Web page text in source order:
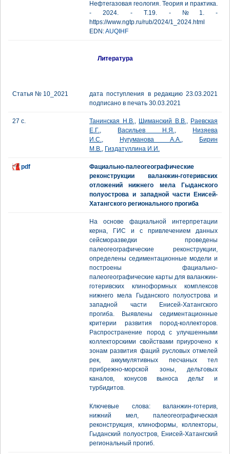
Нефтегазовая геология. Теория и практика.
- 2024. - Т.19. - №1. -
https://www.ngtp.ru/rub/2024/1_2024.html
EDN:AUQIHF
Литература
Статья № 10_2021
дата поступления в редакцию 23.03.2021
подписано в печать 30.03.2021
27 с. Танинская Н.В., Шиманский В.В., Раевская
Е.Г., Васильев Н.Я.,
Низяева
И.С., Нугуманова А.А.,
Бирин
М.В., Гиздатуллина И.И.
pdf
Фациально-палеогеографические
реконструкции валанжин-готеривских
отложений нижнего мела Гыданского
полуострова и западной части Енисей-
Хатангского регионального прогиба
На основе фациальной интерпретации
керна, ГИС и с привлечением данных
сейсморазведки проведены
палеогеографические реконструкции,
определены седиментационные модели и
построены фациально-
палеогеографические карты для валанжин-
готеривских клиноформных комплексов
нижнего мела Гыданского полуострова и
западной части Енисей-Хатангского
прогиба. Выявлены седиментационные
критерии развития пород-коллекторов.
Распространение пород с улучшенными
коллекторскими свойствами приурочено к
зонам развития фаций русловых отмелей
рек, аккумулятивных песчаных тел
прибрежно-морской зоны, дельтовых
каналов, конусов выноса дельт и
турбидитов.
Ключевые слова: валанжин-готерив,
нижний мел, палеогеографическая
реконструкция, клиноформы, коллекторы,
Гыданский полуостров, Енисей-Хатангский
региональный прогиб.